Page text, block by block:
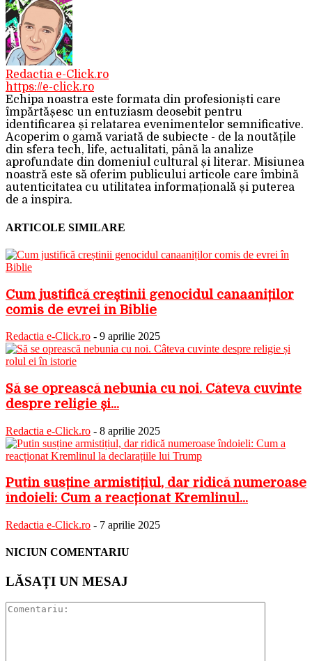
Redactia e-Click.ro
https://e-click.ro
Echipa noastra este formata din profesioniști care
împărtășesc un entuziasm deosebit pentru
identificarea și relatarea evenimentelor semnificative.
Acoperim o gamă variată de subiecte - de la noutățile
din sfera tech, life, actualitati, până la analize
aprofundate din domeniul cultural și literar. Misiunea
noastră este să oferim publicului articole care îmbină
autenticitatea cu utilitatea informațională și puterea
de a inspira.
ARTICOLE SIMILARE
Cum justifică creștinii genocidul canaaniților
comis de evrei în Biblie
Redactia e-Click.ro - 9 aprilie 2025
Să se oprească nebunia cu noi. Câteva cuvinte
despre religie și...
Redactia e-Click.ro - 8 aprilie 2025
Putin susține armistițiul, dar ridică numeroase
îndoieli: Cum a reacționat Kremlinul...
Redactia e-Click.ro - 7 aprilie 2025
NICIUN COMENTARIU
LĂSAȚI UN MESAJ